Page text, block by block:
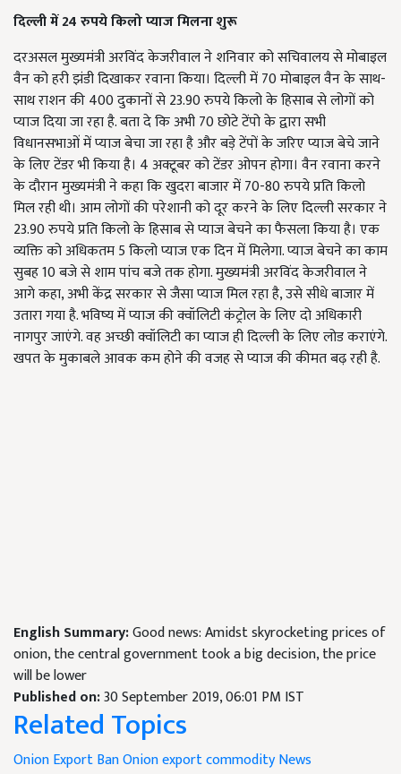
दिल्ली में 24 रुपये किलो प्याज मिलना शुरू
दरअसल मुख्यमंत्री अरविंद केजरीवाल ने शनिवार को सचिवालय से मोबाइल
वैन को हरी झंडी दिखाकर रवाना किया। दिल्ली में 70 मोबाइल वैन के साथ-
साथ राशन की 400 दुकानों से 23.90 रुपये किलो के हिसाब से लोगों को
प्याज दिया जा रहा है. बता दे कि अभी 70 छोटे टेंपो के द्वारा सभी
विधानसभाओं में प्याज बेचा जा रहा है और बड़े टेंपों के जरिए प्याज बेचे जाने
के लिए टेंडर भी किया है। 4 अक्टूबर को टेंडर ओपन होगा। वैन रवाना करने
के दौरान मुख्यमंत्री ने कहा कि खुदरा बाजार में 70-80 रुपये प्रति किलो
मिल रही थी। आम लोगों की परेशानी को दूर करने के लिए दिल्ली सरकार ने
23.90 रुपये प्रति किलो के हिसाब से प्याज बेचने का फैसला किया है। एक
व्यक्ति को अधिकतम 5 किलो प्याज एक दिन में मिलेगा. प्याज बेचने का काम
सुबह 10 बजे से शाम पांच बजे तक होगा. मुख्यमंत्री अरविंद केजरीवाल ने
आगे कहा, अभी केंद्र सरकार से जैसा प्याज मिल रहा है, उसे सीधे बाजार में
उतारा गया है. भविष्य में प्याज की क्वॉलिटी कंट्रोल के लिए दो अधिकारी
नागपुर जाएंगे. वह अच्छी क्वॉलिटी का प्याज ही दिल्ली के लिए लोड कराएंगे.
खपत के मुकाबले आवक कम होने की वजह से प्याज की कीमत बढ़ रही है.
English Summary:Good news: Amidst skyrocketing prices of
onion, the central government took a big decision, the price
will be lower
Published on:30 September 2019, 06:01 PM IST
Related Topics
Onion Export BanOnion exportcommodity News